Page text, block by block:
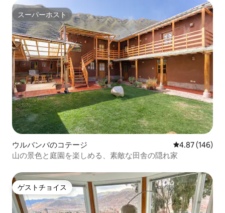
スーパーホスト
スーパーホスト
ウルバンバのコテージ レビュー146
4.87 (146)
山の景色と庭園を楽しめる、素敵な田舎の隠れ家
ゲストチョイス
ゲストチョイス